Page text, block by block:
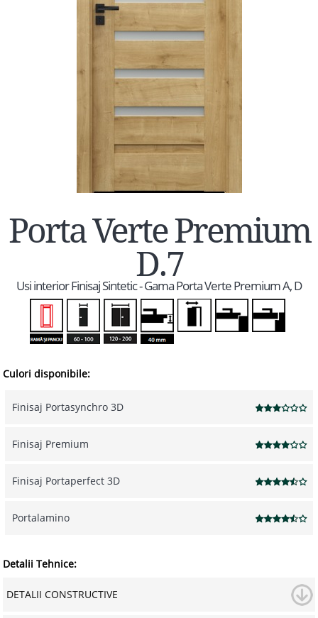
Porta Verte Premium
D.7
Usi interior Finisaj Sintetic - Gama Porta Verte Premium A, D
Culori disponibile:
Finisaj Portasynchro 3D
Finisaj Premium
Finisaj Portaperfect 3D
Portalamino
Detalii Tehnice:
DETALII CONSTRUCTIVE